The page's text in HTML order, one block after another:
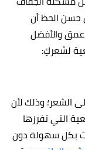
حسن الحظ أن
والأفضل
لشعركِ:
الشعر؛ وذلك لأن
التي تفرزها
بكل سهولة دون